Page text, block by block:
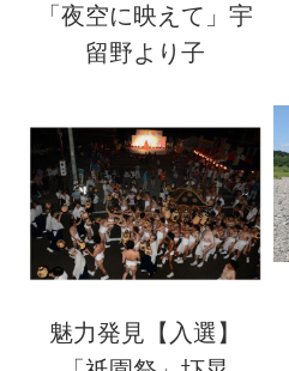
「夜空に映えて」宇
留野より子
魅力発見【入選】